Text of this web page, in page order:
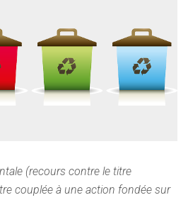
(recours contre le titre
couplée à une action fondée sur